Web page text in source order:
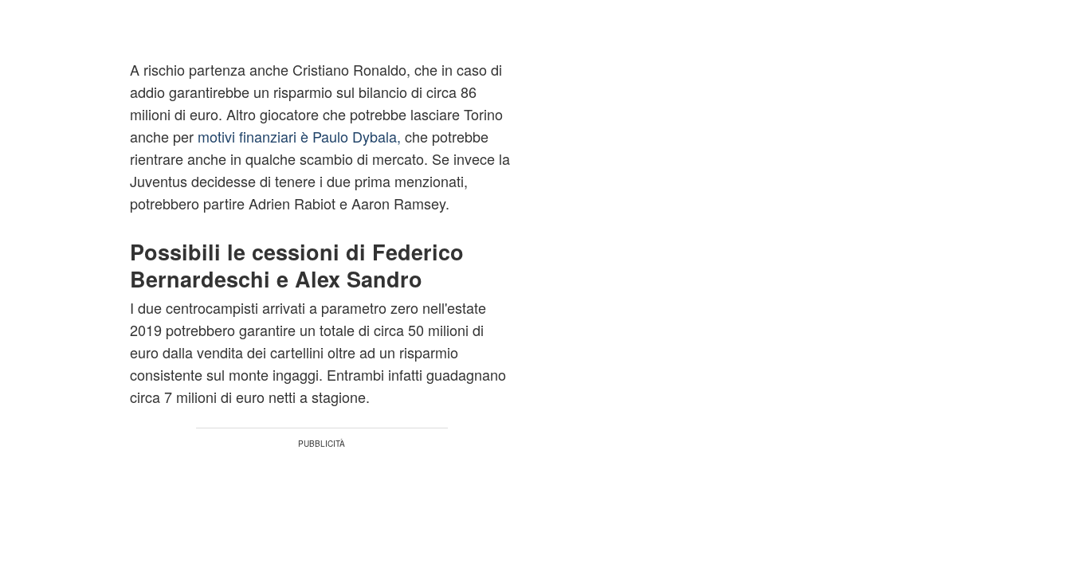
A rischio partenza anche Cristiano Ronaldo, che in caso di
addio garantirebbe un risparmio sul bilancio di circa 86
milioni di euro. Altro giocatore che potrebbe lasciare Torino
anche permotivi finanziari è Paulo Dybala, che potrebbe
rientrare anche in qualche scambio di mercato. Se invece la
Juventus decidesse di tenere i due prima menzionati,
potrebbero partire Adrien Rabiot e Aaron Ramsey.
Possibili le cessioni di Federico
Bernardeschi e Alex Sandro
I due centrocampisti arrivati a parametro zero nell'estate
2019 potrebbero garantire un totale di circa 50 milioni di
euro dalla vendita dei cartellini oltre ad un risparmio
consistente sul monte ingaggi. Entrambi infatti guadagnano
circa 7 milioni di euro netti a stagione.